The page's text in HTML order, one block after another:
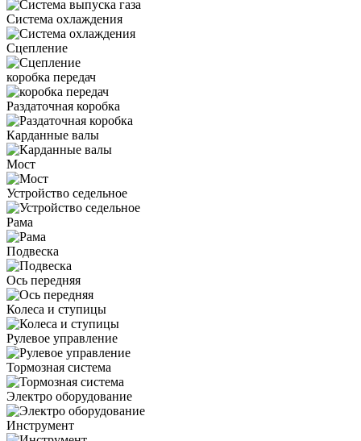
Система охлаждения
Сцепление
коробка передач
Раздаточная коробка
Карданные валы
Мост
Устройство седельное
Рама
Подвеска
Ось передняя
Колеса и ступицы
Рулевое управление
Тормозная система
Электро оборудование
Инструмент